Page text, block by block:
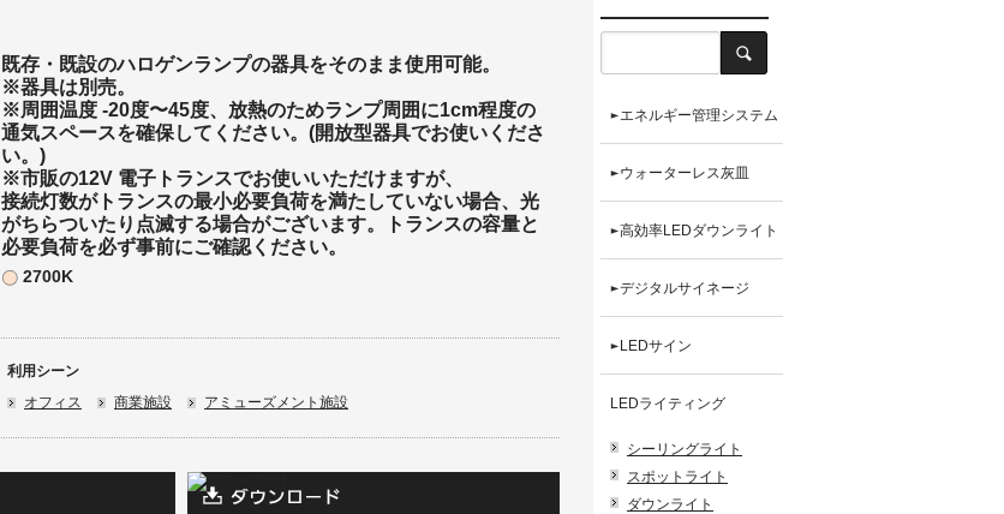
既存・既設のハロゲンランプの器具をそのまま使用可能。
※器具は別売。
※周囲温度 -20度〜45度、放熱のためランプ周囲に1cm程度の
通気スペースを確保してください。(開放型器具でお使いくださ
い。)
※市販の12V 電子トランスでお使いいただけますが、
接続灯数がトランスの最小必要負荷を満たしていない場合、光
がちらついたり点滅する場合がございます。トランスの容量と
必要負荷を必ず事前にご確認ください。
2700K
利用シーン
オフィス
商業施設 アミューズメント施設
エネルギー管理システム
ウォーターレス灰皿
高効率LEDダウンライト
デジタルサイネージ
LEDサイン
LEDライティング
シーリングライト
スポットライト
ダウンライト